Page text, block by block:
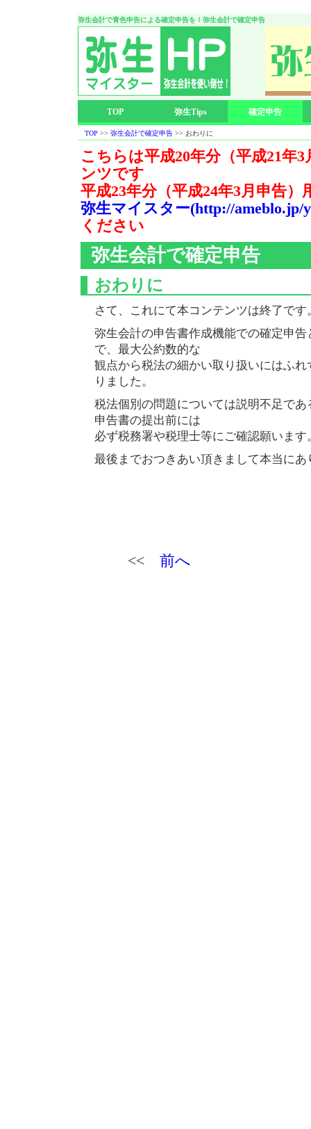
弥生会計で青色申告による確定申告を！弥生会計で確定申告
TOP 弥生Tips 確定申告
TOP >> 弥生会計で確定申告 >> おわりに
こちらは平成20年分（平成21年
ンツです
平成23年分（平成24年3月申告
弥生マイスター(http://ameblo.jp/
ください
弥生会計で確定申告
おわりに
さて、これにて本コンテンツは終了です
弥生会計の申告書作成機能での確定申
で、最大公約数的な
観点から税法の細かい取り扱いにはふ
りました。
税法個別の問題については説明不足で
申告書の提出前には
必ず税務署や税理士等にご確認願います
最後までおつきあい頂きまして本当に
<< 前へ